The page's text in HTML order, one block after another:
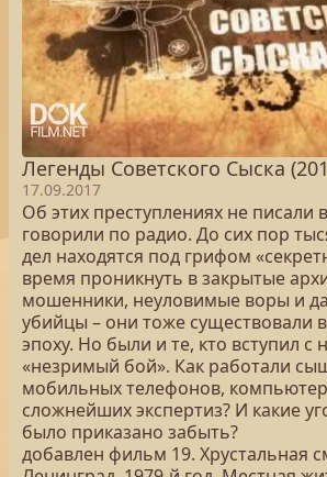
Легенды Советского Сыска
17.09.2017
Об этих преступлениях не писали
говорили по радио. До сих пор
дел находятся под грифом
время проникнуть в закрытые
мошенники, неуловимые воры и
убийцы – они тоже существовали
эпоху. Но были и те, кто вступил с
«незримый бой». Как работали
мобильных телефонов,
сложнейших экспертиз? И какие
было приказано забыть?
добавлен фильм 19. Хрустальная